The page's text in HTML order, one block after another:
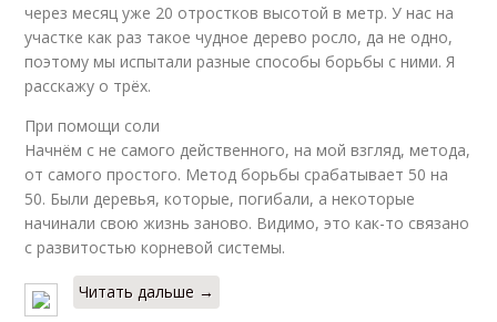
через месяц уже 20 отростков высотой в метр. У нас на
участке как раз такое чудное дерево росло, да не одно,
поэтому мы испытали разные способы борьбы с ними. Я
расскажу о трёх.
При помощи соли
Начнём с не самого действенного, на мой взгляд, метода,
от самого простого. Метод борьбы срабатывает 50 на
50. Были деревья, которые, погибали, а некоторые
начинали свою жизнь заново. Видимо, это как-то связано
с развитостью корневой системы.
Читать дальше →